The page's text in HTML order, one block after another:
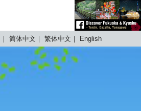
简体中文 繁体中文 English